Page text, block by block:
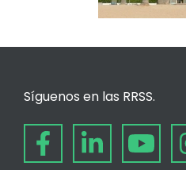
Síguenos en las RRSS.